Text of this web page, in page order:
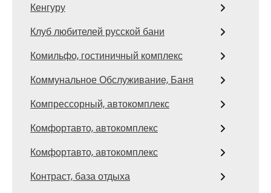
Кенгуру
Клуб любителей русской бани
Комильфо, гостиничный комплекс
Коммунальное Обслуживание, Баня
Компрессорный, автокомплекс
Комфортавто, автокомплекс
Комфортавто, автокомплекс
Контраст, база отдыха